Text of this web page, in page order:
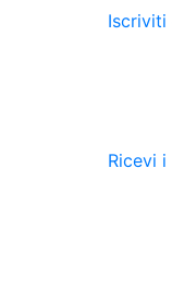
Iscriviti
Ricevi